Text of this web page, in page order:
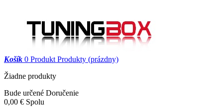
Košík 0 Produkt Produkty (prázdny)
Žiadne produkty
Bude určené Doručenie
0,00 € Spolu